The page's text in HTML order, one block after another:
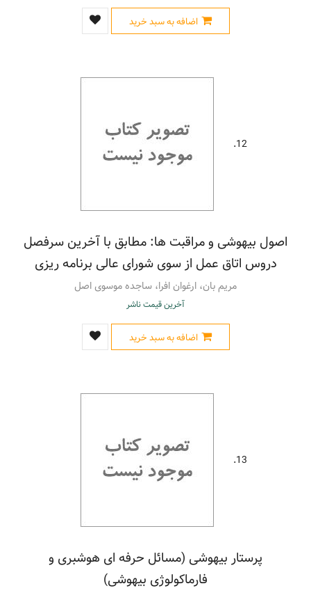
اضافه به سبد خرید
12.
اصول بیهوشی و مراقبت ها: مطابق با آخرین سرفصل
دروس اتاق عمل از سوی شورای عالی برنامه ریزی
مریم بان، ارغوان افرا، ساجده موسوی اصل
آخرین قیمت ناشر
اضافه به سبد خرید
13.
پرستار بیهوشی (مسائل حرفه ای هوشبری و
فارماکولوژی بیهوشی)